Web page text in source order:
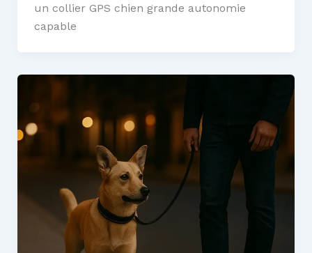
un collier GPS chien grande autonomie
capable